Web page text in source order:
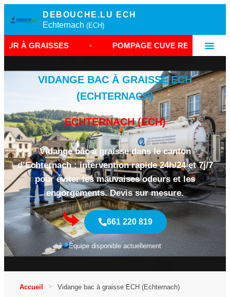
DEBOUCHE.LU ECH
Echternach (ECH)
• POMPAGE CUVE RESTAURANT
VIDANGE BAC À GRAISSE ECH
(ECHTERNACH)
ECHTERNACH (ECH)
Vidange bac à graisse dans le canton
d’Echternach : intervention rapide 24h/24 et 7j/7
pour éviter les mauvaises odeurs et les
engorgements. Devis sur mesure.
661 220 819
Équipe disponible actuellement
Accueil Vidange bac à graisse ECH (Echternach)